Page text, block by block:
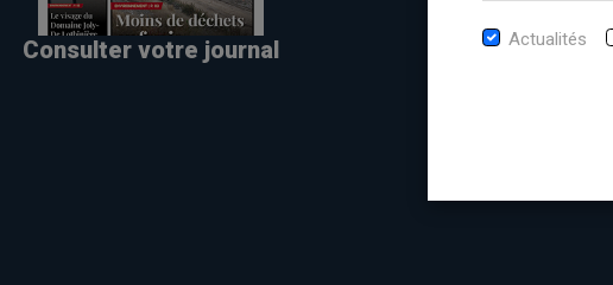
Consulter votre journal Actualités